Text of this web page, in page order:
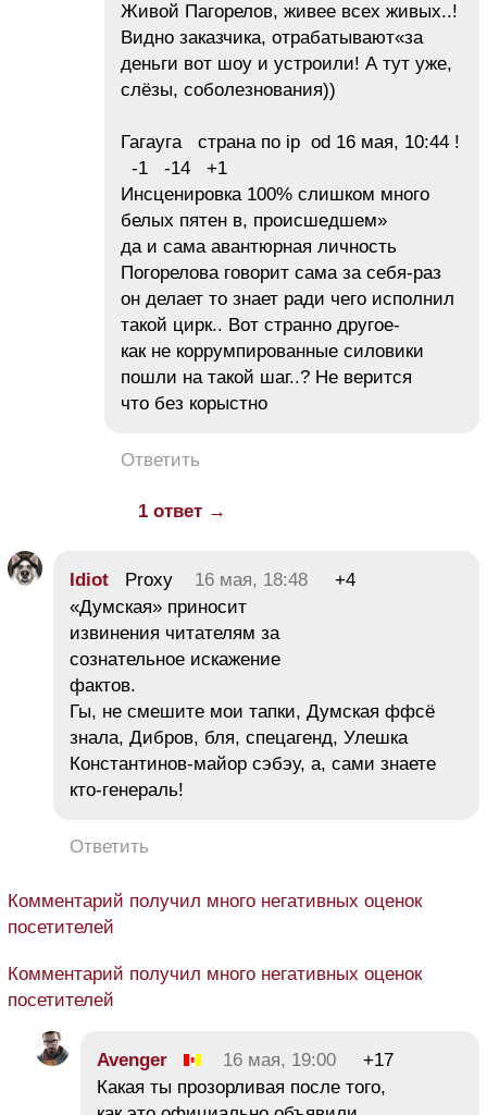
Живой Пагорелов, живее всех живых..!
Видно заказчика, отрабатывают«за
деньги вот шоу и устроили! А тут уже,
слёзы, соболезнования))
Гагауга страна по ip od 16 мая, 10:44 !
-1 -14 +1
Инсценировка 100% слишком много
белых пятен в, происшедшем»
да и сама авантюрная личность
Погорелова говорит сама за себя-раз
он делает то знает ради чего исполнил
такой цирк.. Вот странно другое-
как не коррумпированные силовики
пошли на такой шаг..? Не верится
что без корыстно
Ответить
1 ответ →
Idiot Proxy 16 мая, 18:48
+4
«Думская» приносит
извинения читателям за
сознательное искажение
фактов.
Гы, не смешите мои тапки, Думская ффсё
знала, Дибров, бля, спецагенд, Улешка
Константинов-майор сэбэу, а, сами знаете
кто-генераль!
Ответить
Комментарий получил много негативных оценок
посетителей
Комментарий получил много негативных оценок
посетителей
Avеngеr 16 мая, 19:00
+17
Какая ты прозорливая после того,